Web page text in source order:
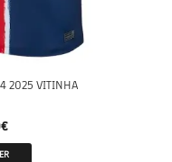
2025 VITINHA
€